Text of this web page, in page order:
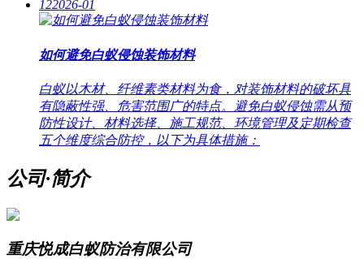
122026-01
如何避免白蚁侵蚀装饰材料
白蚁以木材、纤维素类材料为食，对装饰材料的破坏具
有隐蔽性强、危害范围广的特点。避免白蚁侵蚀需从预
防性设计、材料选择、施工规范、环境管理及定期检查
五个维度综合防控，以下为具体措施：
公司·简介
重庆悦成白蚁防治有限公司